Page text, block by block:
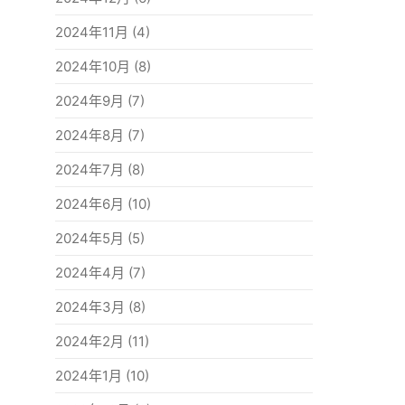
2024年11月 (4)
2024年10月 (8)
2024年9月 (7)
2024年8月 (7)
2024年7月 (8)
2024年6月 (10)
2024年5月 (5)
2024年4月 (7)
2024年3月 (8)
2024年2月 (11)
2024年1月 (10)